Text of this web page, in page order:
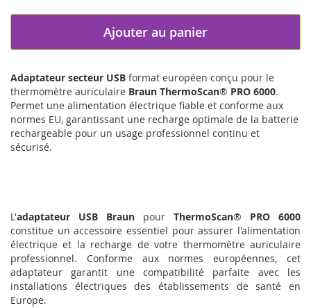
Ajouter au panier
Adaptateur secteur USB format européen conçu pour le
thermomètre auriculaire Braun ThermoScan® PRO 6000.
Permet une alimentation électrique fiable et conforme aux
normes EU, garantissant une recharge optimale de la batterie
rechargeable pour un usage professionnel continu et
sécurisé.
L'adaptateur USB Braun pour ThermoScan® PRO 6000
constitue un accessoire essentiel pour assurer l'alimentation
électrique et la recharge de votre thermomètre auriculaire
professionnel. Conforme aux normes européennes, cet
adaptateur garantit une compatibilité parfaite avec les
installations électriques des établissements de santé en
Europe.